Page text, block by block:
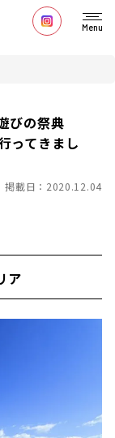
Menu
びの祭典
ってきまし
掲載日：2020.12.04
ア